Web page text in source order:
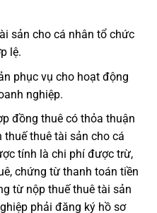
sản cho cá nhân tổ chức
lệ.
phục vụ cho hoạt động
nghiệp.
đồng thuê có thỏa thuận
thuê tài sản cho cá
tính là chi phí được trừ,
chứng từ thanh toán tiền
từ nộp thuế thuê tài sản
phải đăng ký hồ sơ